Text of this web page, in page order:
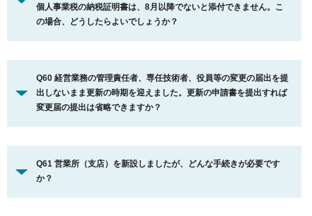
個人事業税の納税証明書は、8月以降でないと添付できません。こ
の場合、どうしたらよいでしょうか？
Q60 経営業務の管理責任者、専任技術者、役員等の変更の届出を提
出しないまま更新の時期を迎えました。更新の申請書を提出すれば
変更届の提出は省略できますか？
Q61 営業所（支店）を新設しましたが、どんな手続きが必要です
か？